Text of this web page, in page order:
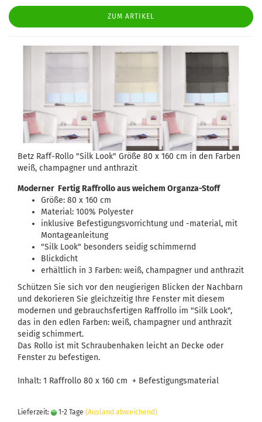
ZUM ARTIKEL
Betz Raff-Rollo "Silk Look" Größe 80 x 160 cm in den Farben
weiß, champagner und anthrazit
Moderner Fertig Raffrollo aus weichem Organza-Stoff
Größe: 80 x 160 cm
Material: 100% Polyester
inklusive Befestigungsvorrichtung und -material, mit
Montageanleitung
"Silk Look" besonders seidig schimmernd
Blickdicht
erhältlich in 3 Farben: weiß, champagner und anthrazit
Schützen Sie sich vor den neugierigen Blicken der Nachbarn
und dekorieren Sie gleichzeitig Ihre Fenster mit diesem
modernen und gebrauchsfertigen Raffrollo im "Silk Look",
das in den edlen Farben: weiß, champagner und anthrazit
seidig schimmert.
Das Rollo ist mit Schraubenhaken leicht an Decke oder
Fenster zu befestigen.
Inhalt: 1 Raffrollo 80 x 160 cm + Befestigungsmaterial
Lieferzeit: 1-2 Tage (Ausland abweichend)